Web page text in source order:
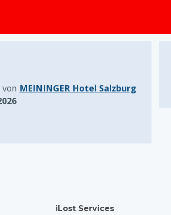
von MEININGER Hotel Salzburg
iLost Services